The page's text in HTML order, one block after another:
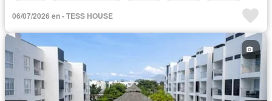
06/07/2026 en - TESS HOUSE